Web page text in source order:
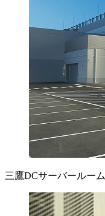
三鷹DCサーバールーム